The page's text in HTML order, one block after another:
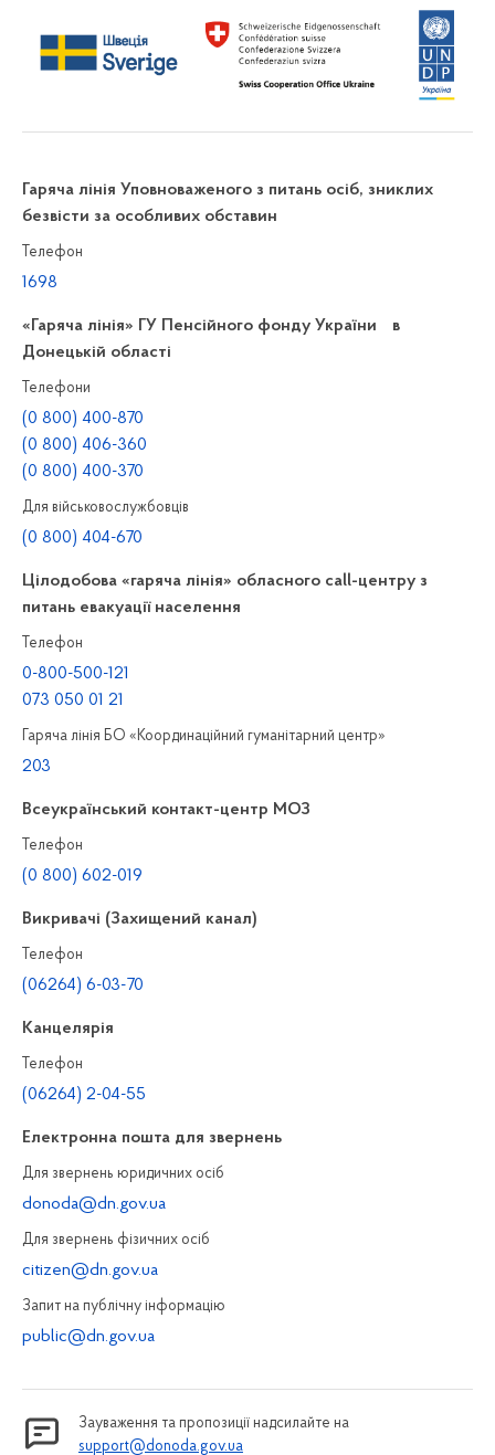
Гаряча лінія Уповноваженого з питань осіб, зниклих
безвісти за особливих обставин
Телефон
1698
«Гаряча лінія» ГУ Пенсійного фонду України в
Донецькій області
Телефони
(0 800) 400-870
(0 800) 406-360
(0 800) 400-370
Для військовослужбовців
(0 800) 404-670
Цілодобова «гаряча лінія» обласного call-центру з
питань евакуації населення
Телефон
0-800-500-121
073 050 01 21
Гаряча лінія БО «Координаційний гуманітарний центр»
203
Всеукраїнський контакт-центр МОЗ
Телефон
(0 800) 602-019
Викривачі (Захищений канал)
Телефон
(06264) 6-03-70
Канцелярiя
Телефон
(06264) 2-04-55
Електронна пошта для звернень
Для звернень юридичних осiб
donoda@dn.gov.ua
Для звернень фізичних осiб
citizen@dn.gov.ua
Запит на публiчну інформацiю
public@dn.gov.ua
Зауваження та пропозиції надсилайте на
support@donoda.gov.ua